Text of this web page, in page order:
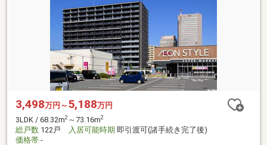
3,498万円～ 5,188万円
3LDK / 68.32m2 ～73.16m2
総戸数 122戸 入居可能時期 即引渡可(諸手続き完了後)
価格帯 -